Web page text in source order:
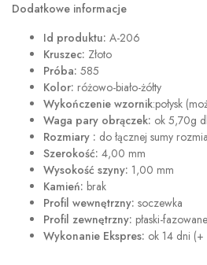
Dodatkowe informacje
Id produktu: A-206
Kruszec: Złoto
Próba: 585
Kolor: różowo-biało-żółty
Wykończenie wzornik:połysk
Waga pary obrączek: ok 5,70g
Rozmiary : do łącznej sumy
Szerokość: 4,00 mm
Wysokość szyny: 1,00 mm
Kamień: brak
Profil wewnętrzny: soczewka
Profil zewnętrzny: płaski-fazowane
Wykonanie Ekspres: ok 14 dni